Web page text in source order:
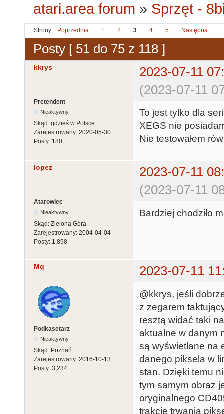
atari.area forum » Sprzęt -
Strony Poprzednia 1 2 3 4 5 Następna
Posty [ 51 do 75 z 118 ]
kkrys
2023-07-11
(2023-07-11
Pretendent
Nieaktywny
Skąd: gdzieś w Polsce
Zarejestrowany: 2020-05-30
Posty: 180
To jest tylko dla
XEGS nie
Nie testowałem
lopez
2023-07-11
(2023-07-11
Atarowiec
Nieaktywny
Skąd: Zielona Góra
Zarejestrowany: 2004-04-04
Posty: 1,898
Bardziej chodziło
Mq 2023-07-11
Podkasetarz
Nieaktywny
Skąd: Poznań
Zarejestrowany: 2016-10-13
Posty: 3,234
@kkrys, jeśli
z zegarem
resztą widać taki
aktualne w danym
są wyświetlane na
danego piksela w
stan. Dzięki temu
tym samym obraz
oryginalnego
trakcie trwania